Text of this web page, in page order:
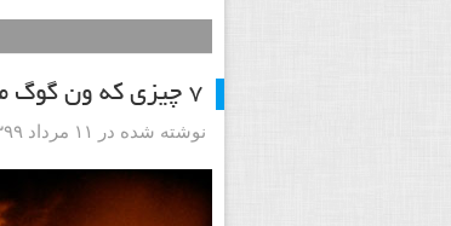
۷ چیزی که ون گوگ می تواند در مورد عکاسی به ما بیاموزد
نوشته شده در ۱۱ مرداد ۱۳۹۹